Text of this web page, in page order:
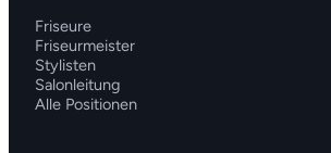
Friseure
Friseurmeister
Stylisten
Salonleitung
Alle Positionen